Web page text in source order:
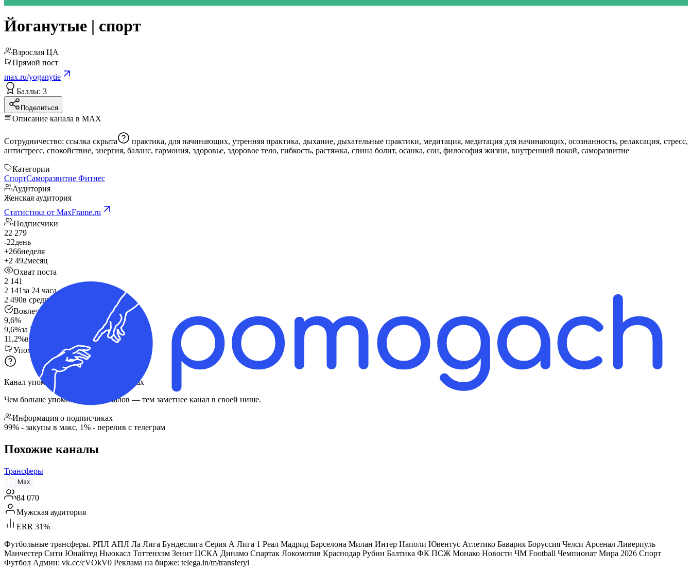
Йоганутые | спорт
Взрослая ЦА
Прямой пост
max.ru/yoganytie
Баллы: 3
Поделиться
Описание канала в MAX
Сотрудничество: ссылка скрыта
антистресс, спокойствие, энергия, баланс, гармония, здоровье, здоровое тело, гибкость, растяжка, спина болит, осанка, сон, философия жизни, внутренний покой, саморазвитие
Категории
СпортСаморазвитие Фитнес
Аудитория
Женская аудитория
Статистика от MaxFrame.ru
Подписчики
22 279
-22день
+266неделя
+2 492месяц
Охват поста
2 141
2 141за 24 часа
2 490в среднем
Вовлечённость
9,6%
9,6%за 24 часа
11,2%в среднем
Упоминания в других каналах
Канал упомянули
каналах
Чем больше упоминаний и каналов — тем заметнее канал в своей нише.
Информация о подписчиках
99% - закупы в макс, 1% - перелив с телеграм
Похожие каналы
Трансферы
Max
84 070
Мужская аудитория
ERR 31%
Футбольные трансферы. РПЛ АПЛ Ла Лига Бундеслига Серия А Лига 1 Реал Мадрид Барселона Милан Интер Наполи Ювентус Атлетико Бавария Боруссия Челси Арсенал Ливерпуль
Манчестер Сити Юнайтед Ньюкасл Тоттенхэм Зенит ЦСКА Динамо Спартак Локомотив Краснодар Рубин Балтика ФК ПСЖ Монако Новости ЧМ Football Чемпионат Мира 2026 Спорт
Футбол Админ: vk.cc/cVOkV0 Реклама на бирже: telega.in/m/transferyi